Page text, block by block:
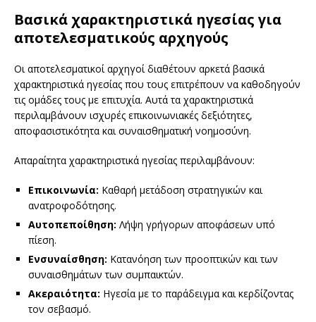
Βασικά χαρακτηριστικά ηγεσίας για
αποτελεσματικούς αρχηγούς
Οι αποτελεσματικοί αρχηγοί διαθέτουν αρκετά βασικά
χαρακτηριστικά ηγεσίας που τους επιτρέπουν να καθοδηγούν
τις ομάδες τους με επιτυχία. Αυτά τα χαρακτηριστικά
περιλαμβάνουν ισχυρές επικοινωνιακές δεξιότητες,
αποφασιστικότητα και συναισθηματική νοημοσύνη.
Απαραίτητα χαρακτηριστικά ηγεσίας περιλαμβάνουν:
Επικοινωνία: Καθαρή μετάδοση στρατηγικών και
ανατροφοδότησης.
Αυτοπεποίθηση: Λήψη γρήγορων αποφάσεων υπό
πίεση.
Ενσυναίσθηση: Κατανόηση των προοπτικών και των
συναισθημάτων των συμπαικτών.
Ακεραιότητα: Ηγεσία με το παράδειγμα και κερδίζοντας
τον σεβασμό.